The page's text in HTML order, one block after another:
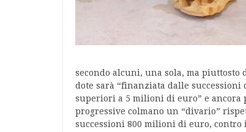
secondo alcuni, una sola, ma piuttosto
dote sarà “finanziata dalle
superiori a 5 milioni di euro” e ancora
progressive colmano un “divario”
successioni 800 milioni di euro,